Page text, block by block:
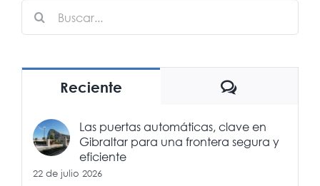
Buscar:
Reciente
Las puertas automáticas, clave en
Gibraltar para una frontera segura y
eficiente
22 de julio 2026